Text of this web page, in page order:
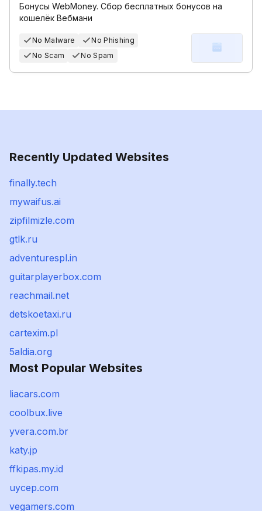
Бонусы WebMoney. Сбор бесплатных бонусов на
кошелёк Вебмани
No Malware
No Phishing
No Scam
No Spam
Recently Updated Websites
finally.tech
mywaifus.ai
zipfilmizle.com
gtlk.ru
adventurespl.in
guitarplayerbox.com
reachmail.net
detskoetaxi.ru
cartexim.pl
5aldia.org
Most Popular Websites
liacars.com
coolbux.live
yvera.com.br
katy.jp
ffkipas.my.id
uycep.com
vegamers.com